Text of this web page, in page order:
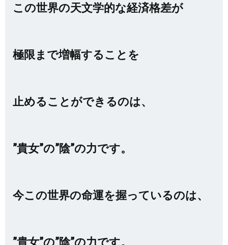
この世界の天文学的な経済格差が
極限まで増幅することを
止めることができるのは、
”貴女”の”陰”の力です。
今この世界の命運を握っているのは、
”貴女”の”陰”の力です。